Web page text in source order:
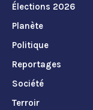
Élections 2026
Planète
Politique
Reportages
Société
Terroir